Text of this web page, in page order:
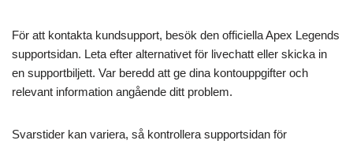
För att kontakta kundsupport, besök den officiella Apex Legends
supportsidan. Leta efter alternativet för livechatt eller skicka in
en supportbiljett. Var beredd att ge dina kontouppgifter och
relevant information angående ditt problem.
Svarstider kan variera, så kontrollera supportsidan för